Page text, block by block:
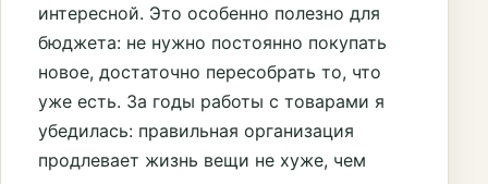
интересной. Это особенно полезно для
бюджета: не нужно постоянно покупать
новое, достаточно пересобрать то, что
уже есть. За годы работы с товарами я
убедилась: правильная организация
продлевает жизнь вещи не хуже, чем